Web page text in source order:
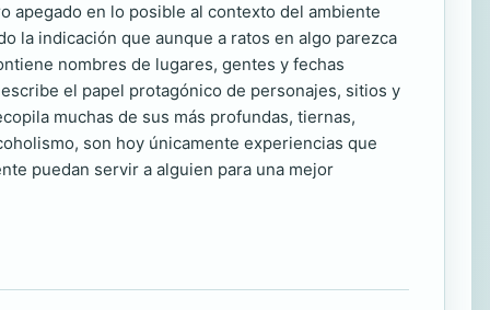
apegado en lo posible al contexto del ambiente
la indicación que aunque a ratos en algo parezca
nombres de lugares, gentes y fechas
el papel protagónico de personajes, sitios y
muchas de sus más profundas, tiernas,
son hoy únicamente experiencias que
puedan servir a alguien para una mejor